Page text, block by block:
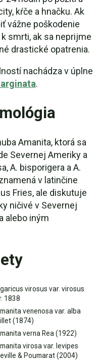
kŕče a hnačku. Ak
vážne poškodenie
smrti, ak sa neprijme
drastické opatrenia.
nachádza v úplne
.
Amanita, ktorá sa
Severnej Ameriky a
A. bisporigera a A.
v latinčine
Fries, ale diskutuje
ničivé v Severnej
alebo iným
virosus var. virosus
1838
venenosa var. alba
(1874)
verna Rea (1922)
virosa var. levipes
& Poumarat (2004)